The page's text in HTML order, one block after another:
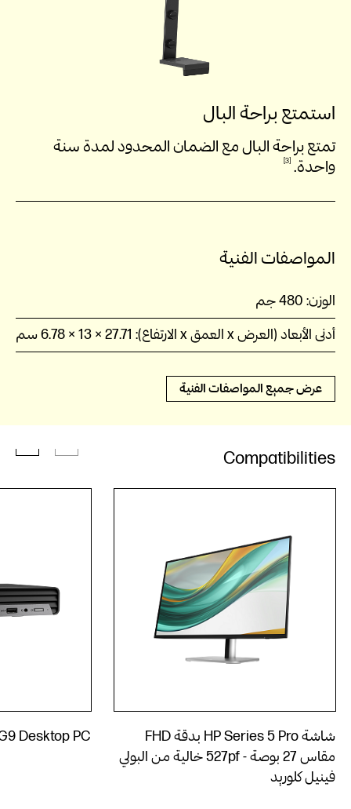
استمتع براحة البال
تمتع براحة البال مع الضمان المحدود لمدة سنة
واحدة. 3
المواصفات الفنية
الوزن: 480 جم
أدنى الأبعاد (العرض x العمق x الارتفاع): 27.71 × 13 × 6.78 سم
عرض جميع المواصفات الفنية
Compatibilities
Desktop PC
شاشة HP Series 5 Pro بدقة FHD
مقاس 27 بوصة ‏- 527pf خالية من البولي
فينيل كلوريد